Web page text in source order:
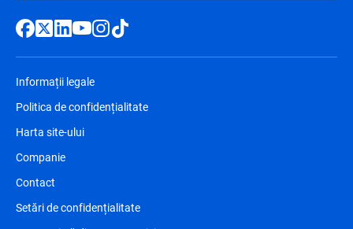
Informații legale
Politica de confidențialitate
Harta site-ului
Companie
Contact
Setări de confidențialitate